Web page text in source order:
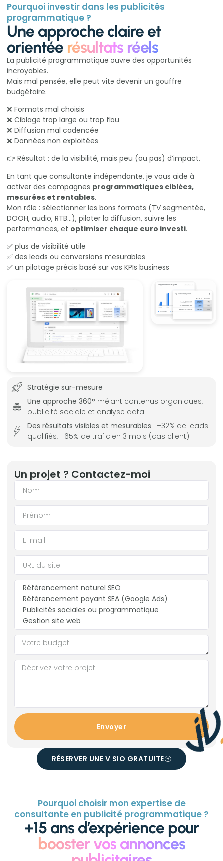
Un projet ? Contactez-moi
Envoyer
RÉSERVER UNE VISIO GRATUITE
Pourquoi investir dans les publicités
programmatique ?
Une approche claire et
orientée résultats réels
La publicité programmatique ouvre des opportunités
incroyables.
Mais mal pensée, elle peut vite devenir un gouffre
budgétaire.
❌ Formats mal choisis
❌ Ciblage trop large ou trop flou
❌ Diffusion mal cadencée
❌ Données non exploitées
👉 Résultat : de la visibilité, mais peu (ou pas) d’impact.
En tant que consultante indépendante, je vous aide à
activer des campagnes programmatiques ciblées,
mesurées et rentables.
Mon rôle : sélectionner les bons formats (TV segmentée,
DOOH, audio, RTB…), piloter la diffusion, suivre les
performances, et optimiser chaque euro investi.
✅ plus de visibilité utile
✅ des leads ou conversions mesurables
✅ un pilotage précis basé sur vos KPIs business
Stratégie sur-mesure
Une approche 360° mêlant contenus organiques,
publicité sociale et analyse data
Des résultats visibles et mesurables : +32% de leads
qualifiés, +65% de trafic en 3 mois (cas client)
Pourquoi choisir mon expertise de
consultante en publicité programmatique ?
+15 ans d’expérience pour
booster vos annonces